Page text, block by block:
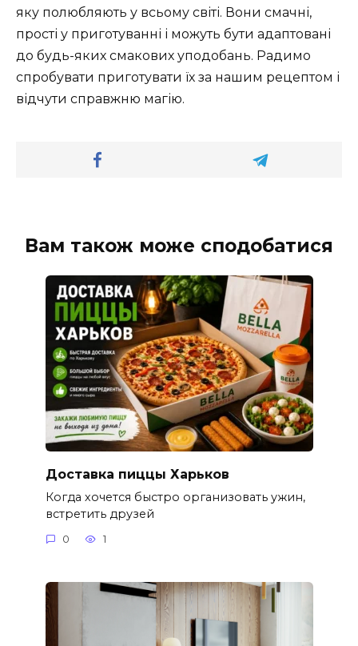
яку полюбляють у всьому світі. Вони смачні,
прості у приготуванні і можуть бути адаптовані
до будь-яких смакових уподобань. Радимо
спробувати приготувати їх за нашим рецептом і
відчути справжню магію.
Вам також може сподобатися
Доставка пиццы Харьков
Когда хочется быстро организовать ужин,
встретить друзей
0 1